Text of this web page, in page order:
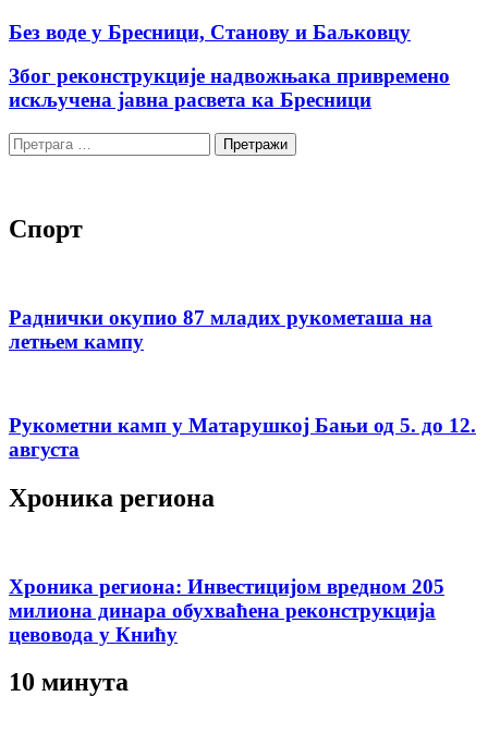
Без воде у Бресници, Станову и Баљковцу
Због реконструкције надвожњака привремено
искључена јавна расвета ка Бресници
Претрага
за:
Спорт
Раднички окупио 87 младих рукометаша на
летњем кампу
Рукометни камп у Матарушкој Бањи од 5. до 12.
августа
Хроника региона
Хроника региона: Инвестицијом вредном 205
милиона динара обухваћена реконструкција
цевовода у Книћу
10 минута